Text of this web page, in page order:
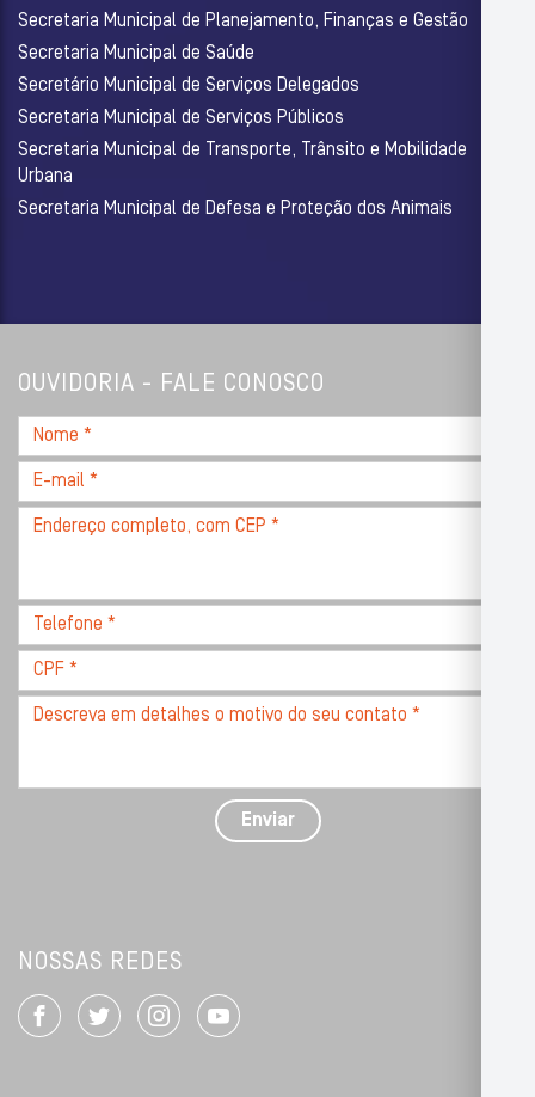
Secretaria Municipal de Planejamento, Finanças e Gestão
Secretaria Municipal de Saúde
Secretário Municipal de Serviços Delegados
Secretaria Municipal de Serviços Públicos
Secretaria Municipal de Transporte, Trânsito e Mobilidade
Urbana
Secretaria Municipal de Defesa e Proteção dos Animais
OUVIDORIA - FALE CONOSCO
Nome
*
E-
mail
Endereço
CEP
Telefone
*
CPF
*
Descreva
com
Enviar
NOSSAS REDES